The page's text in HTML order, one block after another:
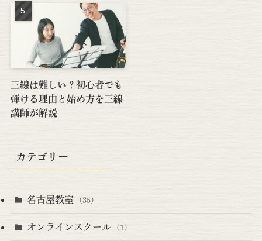
三線は難しい？初心者でも
弾ける理由と始め方を三線
講師が解説
カテゴリー
名古屋教室 (35)
オンラインスクール (1)